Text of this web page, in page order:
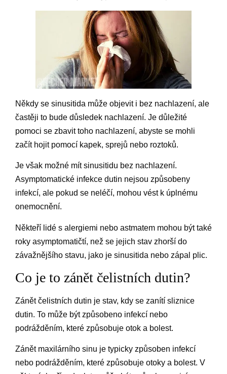
Někdy se sinusitida může objevit i bez nachlazení, ale
častěji to bude důsledek nachlazení. Je důležité
pomoci se zbavit toho nachlazení, abyste se mohli
začít hojit pomocí kapek, sprejů nebo roztoků.
Je však možné mít sinusitidu bez nachlazení.
Asymptomatické infekce dutin nejsou způsobeny
infekcí, ale pokud se neléčí, mohou vést k úplnému
onemocnění.
Někteří lidé s alergiemi nebo astmatem mohou být také
roky asymptomatičtí, než se jejich stav zhorší do
závažnějšího stavu, jako je sinusitida nebo zápal plic.
Co je to zánět čelistních dutin?
Zánět čelistních dutin je stav, kdy se zanítí sliznice
dutin. To může být způsobeno infekcí nebo
podrážděním, které způsobuje otok a bolest.
Zánět maxilárního sinu je typicky způsoben infekcí
nebo podrážděním, které způsobuje otoky a bolest. V